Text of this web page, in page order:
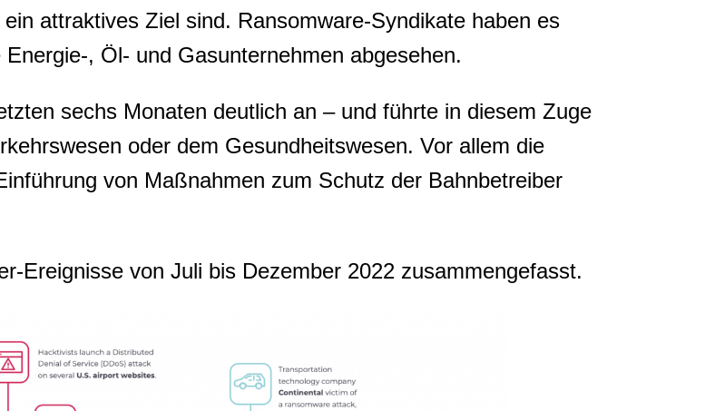
attraktives Ziel sind. Ransomware-Syndikate haben es
, Öl- und Gasunternehmen abgesehen.
sechs Monaten deutlich an – und führte in diesem Zuge
oder dem Gesundheitswesen. Vor allem die
von Maßnahmen zum Schutz der Bahnbetreiber
Ereignisse von Juli bis Dezember 2022 zusammengefasst.
SUBSCRIBE